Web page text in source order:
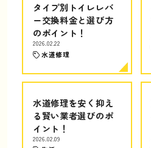
タイプ別トイレレバ
ー交換料金と選び方
のポイント！
2026.02.22
水道修理
水道修理を安く抑え
る賢い業者選びのポ
イント！
2026.02.09